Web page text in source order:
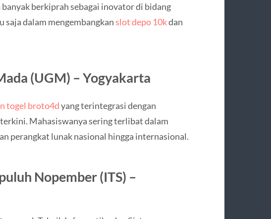
berkiprah sebagai inovator di bidang
dalam mengembangkanslot depo 10kdan
(UGM) – Yogyakarta
togel broto4dyang terintegrasi dengan
Mahasiswanya sering terlibat dalam
perangkat lunak nasional hingga internasional.
Nopember (ITS) –